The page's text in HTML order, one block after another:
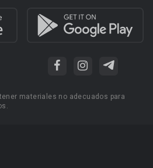
materiales no adecuados para